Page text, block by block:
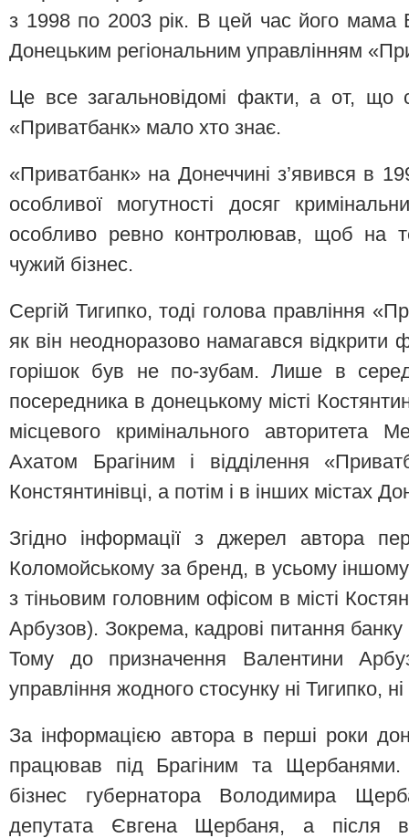
з 1998 по 2003 рік. В цей час його мама
Донецьким регіональним управлінням
Це все загальновідомі факти, а от, що
«Приватбанк» мало хто знає.
«Приватбанк» на Донеччині з’явився в
особливої могутності досяг
особливо ревно контролював, щоб на
чужий бізнес.
Сергій Тигипко, тоді голова правління
як він неодноразово намагався відкрити
горішок був не по-зубам. Лише в
посередника в донецькому місті
місцевого кримінального авторитета
Ахатом Брагіним і відділення
Констянтинівці, а потім і в інших містах
Згідно інформації з джерел автора
Коломойському за бренд, в усьому
з тіньовим головним офісом в місті
Арбузов). Зокрема, кадрові питання банку
Тому до призначення Валентини
управління жодного стосунку ні Тигипко,
За інформацією автора в перші роки
працював під Брагіним та Щербанями.
бізнес губернатора Володимира
депутата Євгена Щербаня, а після